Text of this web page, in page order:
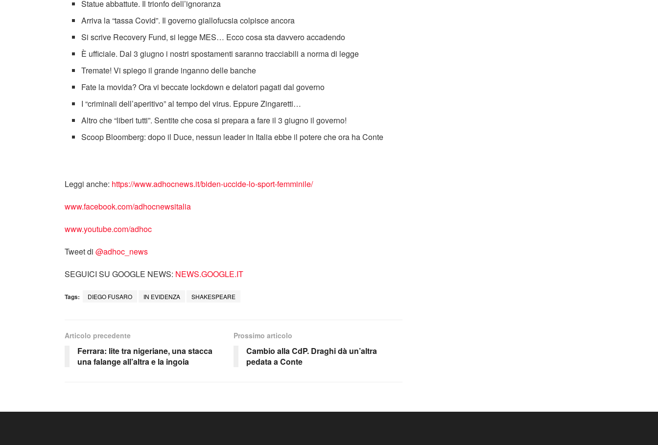
Statue abbattute. Il trionfo dell’ignoranza
Arriva la “tassa Covid”. Il governo giallofucsia colpisce ancora
Si scrive Recovery Fund, si legge MES… Ecco cosa sta davvero accadendo
È ufficiale. Dal 3 giugno i nostri spostamenti saranno tracciabili a norma di legge
Tremate! Vi spiego il grande inganno delle banche
Fate la movida? Ora vi beccate lockdown e delatori pagati dal governo
I “criminali dell’aperitivo” al tempo del virus. Eppure Zingaretti…
Altro che “liberi tutti”. Sentite che cosa si prepara a fare il 3 giugno il governo!
Scoop Bloomberg: dopo il Duce, nessun leader in Italia ebbe il potere che ora ha Conte
Leggi anche: https://www.adhocnews.it/biden-uccide-lo-sport-femminile/
www.facebook.com/adhocnewsitalia
www.youtube.com/adhoc
Tweet di ‎@adhoc_news
SEGUICI SU GOOGLE NEWS: NEWS.GOOGLE.IT
Tags: DIEGO FUSARO IN EVIDENZA SHAKESPEARE
Articolo precedente
Ferrara: lite tra nigeriane, una stacca
una falange all’altra e la ingoia
Prossimo articolo
Cambio alla CdP. Draghi dà un’altra
pedata a Conte